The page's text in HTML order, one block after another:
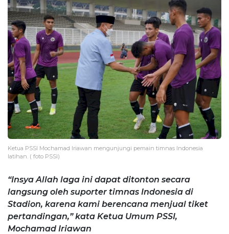
Ketua PSSI Mochamad Iriawan mengunjungi pemain timnas Indonesia
latihan. ( foto PSSI)
“Insya Allah laga ini dapat ditonton secara
langsung oleh suporter timnas Indonesia di
Stadion, karena kami berencana menjual tiket
pertandingan,” kata Ketua Umum PSSI,
Mochamad Iriawan